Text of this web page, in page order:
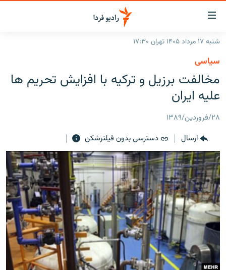
لینک‌های
قابلیت
دسترسی
بازگشت
منوی
اصلی
رفتن
صفحه
جستجو
ایران
جهان
برنامه‌های رادیویی
فرکانس‌ها
پادکست
چندرسانه‌ای
گزارش‌های تصویری
گزارش‌های ویدئویی
زنان فردا
English
به ما بپیوندید
شنبه ۱۷ مرداد ۱۴۰۵ تهران ۱۷:۳۰
سیاسی
مخالفت برزيل و ترکيه با افزایش تحریم ها
علیه ایران
۲۸/فروردین/۱۳۸۹
ارسال
دسترسی بدون فیلترشکن